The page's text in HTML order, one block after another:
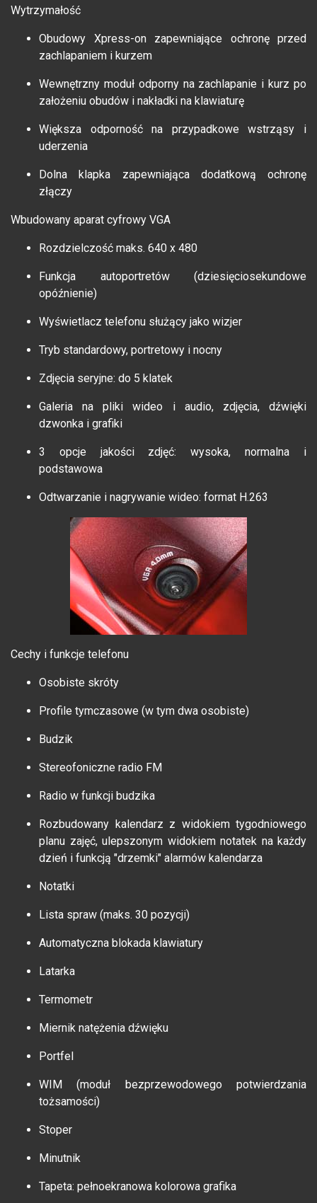
Wytrzymałość
Obudowy Xpress-on zapewniające ochronę przed
zachlapaniem i kurzem
Wewnętrzny moduł odporny na zachlapanie i kurz po
założeniu obudów i nakładki na klawiaturę
Większa odporność na przypadkowe wstrząsy i
uderzenia
Dolna klapka zapewniająca dodatkową ochronę
złączy
Wbudowany aparat cyfrowy VGA
Rozdzielczość maks. 640 x 480
Funkcja autoportretów (dziesięciosekundowe
opóźnienie)
Wyświetlacz telefonu służący jako wizjer
Tryb standardowy, portretowy i nocny
Zdjęcia seryjne: do 5 klatek
Galeria na pliki wideo i audio, zdjęcia, dźwięki
dzwonka i grafiki
3 opcje jakości zdjęć: wysoka, normalna i
podstawowa
Odtwarzanie i nagrywanie wideo: format H.263
Cechy i funkcje telefonu
Osobiste skróty
Profile tymczasowe (w tym dwa osobiste)
Budzik
Stereofoniczne radio FM
Radio w funkcji budzika
Rozbudowany kalendarz z widokiem tygodniowego
planu zajęć, ulepszonym widokiem notatek na każdy
dzień i funkcją "drzemki" alarmów kalendarza
Notatki
Lista spraw (maks. 30 pozycji)
Automatyczna blokada klawiatury
Latarka
Termometr
Miernik natężenia dźwięku
Portfel
WIM (moduł bezprzewodowego potwierdzania
tożsamości)
Stoper
Minutnik
Tapeta: pełnoekranowa kolorowa grafika